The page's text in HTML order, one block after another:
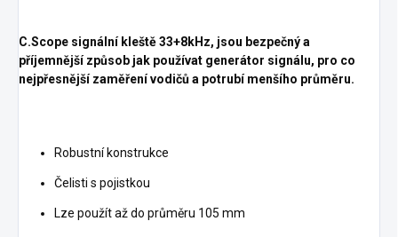
C.Scope signální kleště 33+8kHz, jsou bezpečný a
příjemnější způsob jak používat generátor signálu, pro co
nejpřesnější zaměření vodičů a potrubí menšího průměru.
Robustní konstrukce
Čelisti s pojistkou
Lze použít až do průměru 105 mm